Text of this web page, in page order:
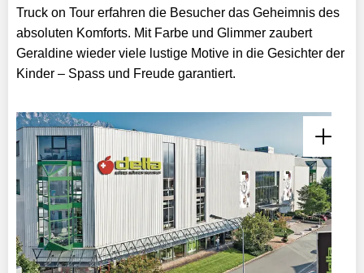
Truck on Tour erfahren die Besucher das Geheimnis des
absoluten Komforts. Mit Farbe und Glimmer zaubert
Geraldine wieder viele lustige Motive in die Gesichter der
Kinder – Spass und Freude garantiert.